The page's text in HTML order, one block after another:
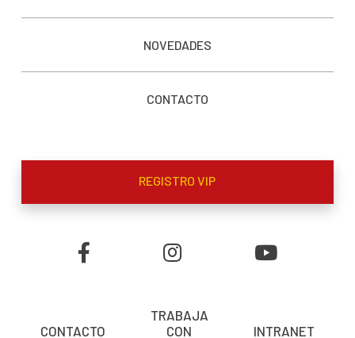
NOVEDADES
CONTACTO
REGISTRO VIP
CONTACTO
TRABAJA
CON
INTRANET